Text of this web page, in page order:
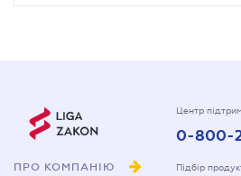
ПРО КОМПАНІЮ
Центр
0-800-
Підбір